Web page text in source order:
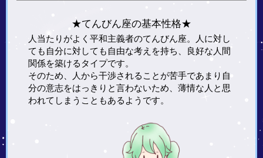
★てんびん座の基本性格★
人当たりがよく平和主義者のてんびん座。人に対し
ても自分に対しても自由な考えを持ち、良好な人間
関係を築けるタイプです。
そのため、人から干渉されることが苦手であまり自
分の意志をはっきりと言わないため、薄情な人と思
われてしまうこともあるようです。